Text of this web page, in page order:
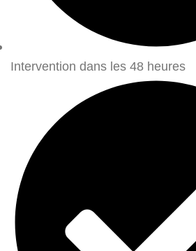
Intervention dans les 48 heures